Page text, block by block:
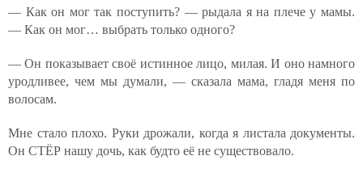
— Как он мог так поступить? — рыдала я на плече у мамы.
— Как он мог… выбрать только одного?
— Он показывает своё истинное лицо, милая. И оно намного
уродливее, чем мы думали, — сказала мама, гладя меня по
волосам.
Мне стало плохо. Руки дрожали, когда я листала документы.
Он СТЁР нашу дочь, как будто её не существовало.